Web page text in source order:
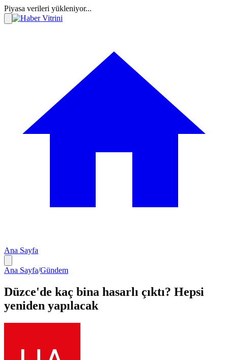
Piyasa verileri yükleniyor...
Ana Sayfa
Ana Sayfa/Gündem
Düzce'de kaç bina hasarlı çıktı? Hepsi
yeniden yapılacak